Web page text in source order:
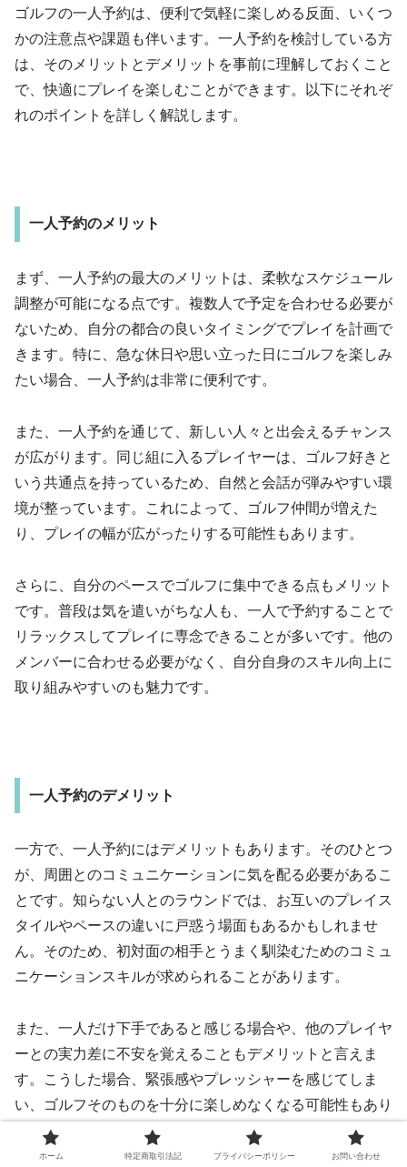
ゴルフの一人予約は、便利で気軽に楽しめる反面、いくつ
かの注意点や課題も伴います。一人予約を検討している方
は、そのメリットとデメリットを事前に理解しておくこと
で、快適にプレイを楽しむことができます。以下にそれぞ
れのポイントを詳しく解説します。
一人予約のメリット
まず、一人予約の最大のメリットは、柔軟なスケジュール
調整が可能になる点です。複数人で予定を合わせる必要が
ないため、自分の都合の良いタイミングでプレイを計画で
きます。特に、急な休日や思い立った日にゴルフを楽しみ
たい場合、一人予約は非常に便利です。
また、一人予約を通じて、新しい人々と出会えるチャンス
が広がります。同じ組に入るプレイヤーは、ゴルフ好きと
いう共通点を持っているため、自然と会話が弾みやすい環
境が整っています。これによって、ゴルフ仲間が増えた
り、プレイの幅が広がったりする可能性もあります。
さらに、自分のペースでゴルフに集中できる点もメリット
です。普段は気を遣いがちな人も、一人で予約することで
リラックスしてプレイに専念できることが多いです。他の
メンバーに合わせる必要がなく、自分自身のスキル向上に
取り組みやすいのも魅力です。
一人予約のデメリット
一方で、一人予約にはデメリットもあります。そのひとつ
が、周囲とのコミュニケーションに気を配る必要があるこ
とです。知らない人とのラウンドでは、お互いのプレイス
タイルやペースの違いに戸惑う場面もあるかもしれませ
ん。そのため、初対面の相手とうまく馴染むためのコミュ
ニケーションスキルが求められることがあります。
また、一人だけ下手であると感じる場合や、他のプレイヤ
ーとの実力差に不安を覚えることもデメリットと言えま
す。こうした場合、緊張感やプレッシャーを感じてしま
い、ゴルフそのものを十分に楽しめなくなる可能性もあり
ます。
ホーム 特定商取引法記 プライバシーポリシー お問い合わせ